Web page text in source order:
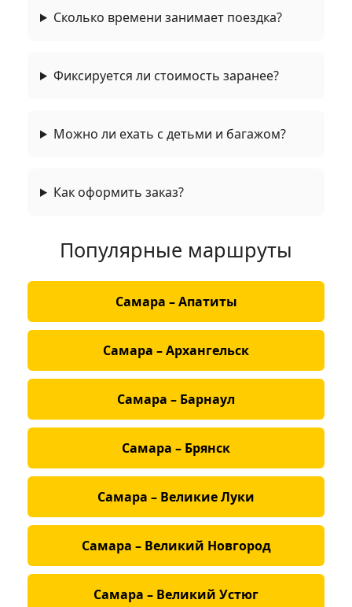
Сколько времени занимает поездка?
Фиксируется ли стоимость заранее?
Можно ли ехать с детьми и багажом?
Как оформить заказ?
Популярные маршруты
Самара – Апатиты
Самара – Архангельск
Самара – Барнаул
Самара – Брянск
Самара – Великие Луки
Самара – Великий Новгород
Самара – Великий Устюг